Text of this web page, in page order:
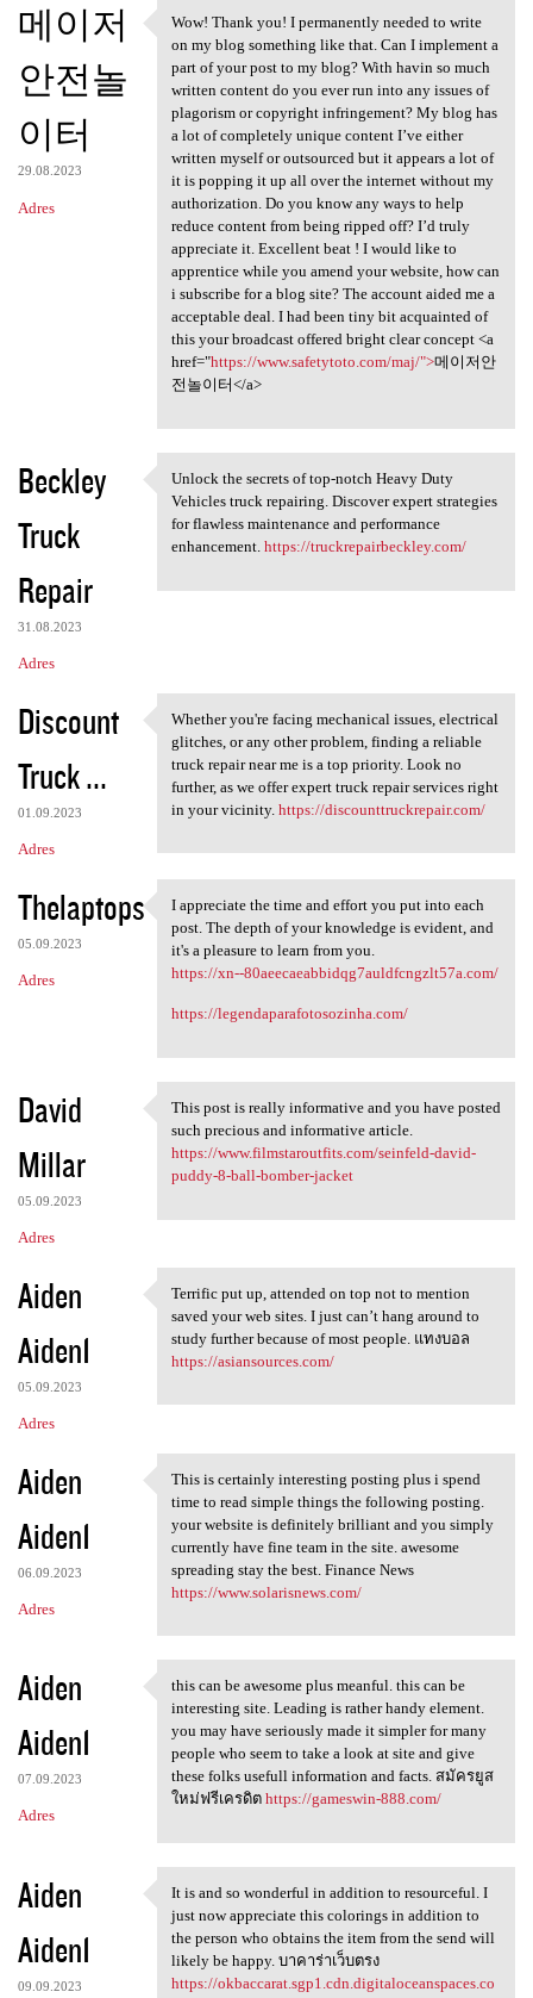
메이저
안전놀
이터
29.08.2023
Adres
Wow! Thank you! I permanently
Wow! Thank you! I permanently needed to write
on my blog something like that. Can I implement a
part of your post to my blog? With havin so much
written content do you ever run into any issues of
plagorism or copyright infringement? My blog has
a lot of completely unique content I’ve either
written myself or outsourced but it appears a lot of
it is popping it up all over the internet without my
authorization. Do you know any ways to help
reduce content from being ripped off? I’d truly
appreciate it. Excellent beat ! I would like to
apprentice while you amend your website, how can
i subscribe for a blog site? The account aided me a
acceptable deal. I had been tiny bit acquainted of
this your broadcast offered bright clear concept <a
href="https://www.safetytoto.com/maj/">메이저안
전놀이터</a>
Beckley
Truck
Repair
31.08.2023
Adres
Unlock the secrets of top
Unlock the secrets of top-notch Heavy Duty
Vehicles truck repairing. Discover expert strategies
for flawless maintenance and performance
enhancement. https://truckrepairbeckley.com/
Discount
Truck ...
01.09.2023
Adres
Whether you're facing
Whether you're facing mechanical issues, electrical
glitches, or any other problem, finding a reliable
truck repair near me is a top priority. Look no
further, as we offer expert truck repair services right
in your vicinity. https://discounttruckrepair.com/
Thelaptops
05.09.2023
Adres
I appreciate the time and
I appreciate the time and effort you put into each
post. The depth of your knowledge is evident, and
it's a pleasure to learn from you.
https://xn--80aeecaeabbidqg7auldfcngzlt57a.com/
https://legendaparafotosozinha.com/
David
Millar
05.09.2023
Adres
This post is really
This post is really informative and you have posted
such precious and informative article.
https://www.filmstaroutfits.com/seinfeld-david-
puddy-8-ball-bomber-jacket
Aiden
Aiden1
05.09.2023
Adres
Terrific put up, attended on
Terrific put up, attended on top not to mention
saved your web sites. I just can’t hang around to
study further because of most people. แทงบอล
https://asiansources.com/
Aiden
Aiden1
06.09.2023
Adres
This is certainly interesting
This is certainly interesting posting plus i spend
time to read simple things the following posting.
your website is definitely brilliant and you simply
currently have fine team in the site. awesome
spreading stay the best. Finance News
https://www.solarisnews.com/
Aiden
Aiden1
07.09.2023
Adres
this can be awesome plus
this can be awesome plus meanful. this can be
interesting site. Leading is rather handy element.
you may have seriously made it simpler for many
people who seem to take a look at site and give
these folks usefull information and facts. สมัครยูส
ใหม่ฟรีเครดิต https://gameswin-888.com/
Aiden
Aiden1
09.09.2023
It is and so wonderful in
It is and so wonderful in addition to resourceful. I
just now appreciate this colorings in addition to
the person who obtains the item from the send will
likely be happy. บาคาร่าเว็บตรง
https://okbaccarat.sgp1.cdn.digitaloceanspaces.co